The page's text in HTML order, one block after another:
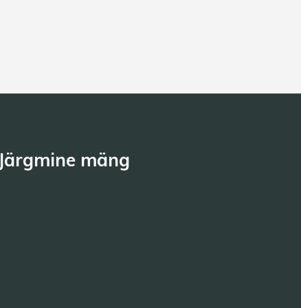
Järgmine mäng